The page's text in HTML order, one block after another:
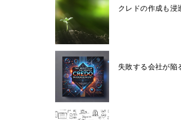
クレドの作成も浸
失敗する会社が陥